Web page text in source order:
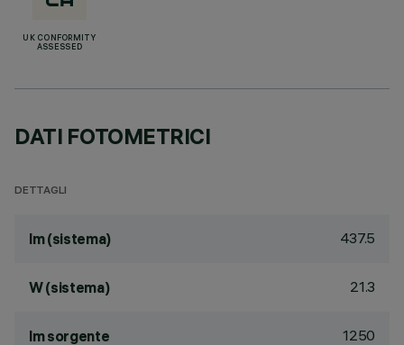
UK CONFORMITY
ASSESSED
DATI FOTOMETRICI
DETTAGLI
lm (sistema) 437.5
W (sistema) 21.3
lm sorgente 1250